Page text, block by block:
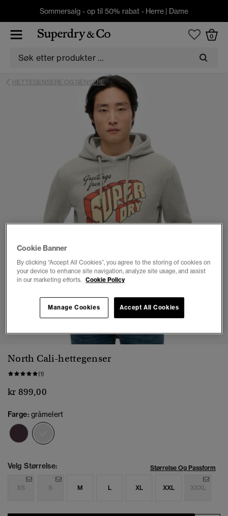
Sommersalg - op til 50% rabat - Herre | Dame
0
HETTEGENSERE OG GENSERE
1 2 3 4 5 6
North Cali-hettegenser
(1)
kr 899,00
Farge: gråmelert
Velg Størrelse: Størrelse Og Passform
XS S M L XL XXL XXXL
Cookie Banner
By clicking “Accept All Cookies”, you agree to the storing of cookies on
your device to enhance site navigation, analyze site usage, and assist
in our marketing efforts. Cookie Policy
Accept All Cookies
Manage Cookies